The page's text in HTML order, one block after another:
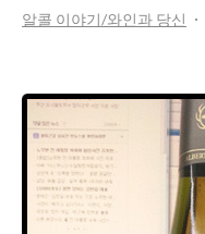
알콜 이야기/와인과 당신